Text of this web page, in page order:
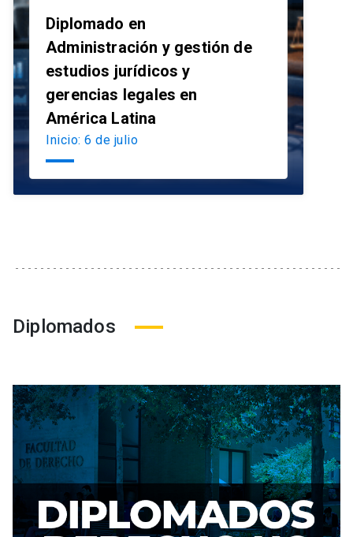
Diplomado en
Administración y gestión de
estudios jurídicos y
gerencias legales en
América Latina
Inicio: 6 de julio
Diplomados